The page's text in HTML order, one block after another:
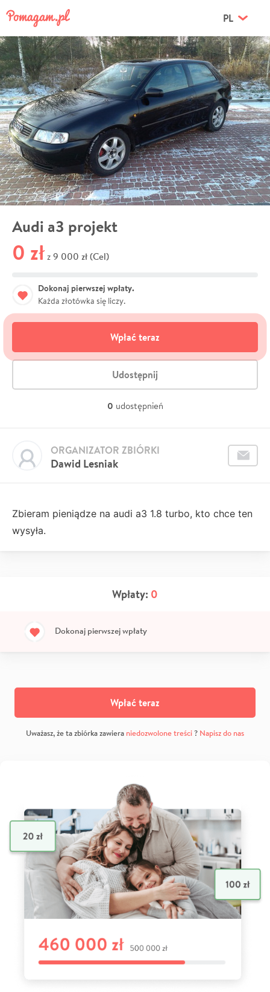
PL
Audi a3 projekt
0 zł z 9 000 zł (Cel)
Dokonaj pierwszej wpłaty.
Każda złotówka się liczy.
Wpłać teraz
Udostępnij
0 udostępnień
Dawid Lesniak
ORGANIZATOR ZBIÓRKI
Zbieram pieniądze na audi a3 1.8 turbo, kto chce ten
wysyła.
Wpłaty: 0
Dokonaj pierwszej wpłaty
Wpłać teraz
Uważasz, że ta zbiórka zawiera niedozwolone treści? Napisz do nas